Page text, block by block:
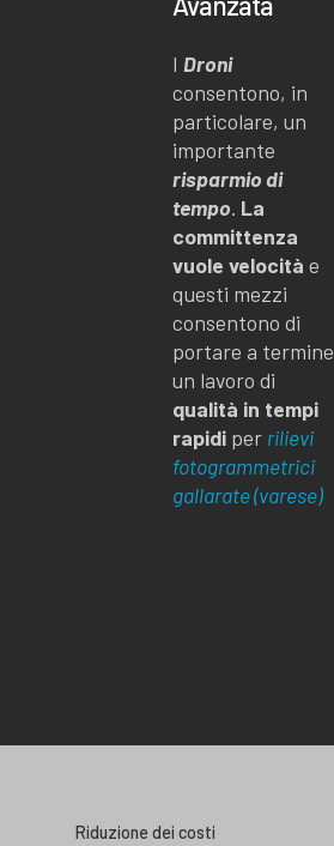
I Droni
consentono, in
particolare, un
importante
risparmio di
tempo. La
committenza
vuole velocità e
questi mezzi
consentono di
portare a termine
un lavoro di
qualità in tempi
rapidi per rilievi
fotogrammetrici
gallarate (varese)
Riduzione dei costi